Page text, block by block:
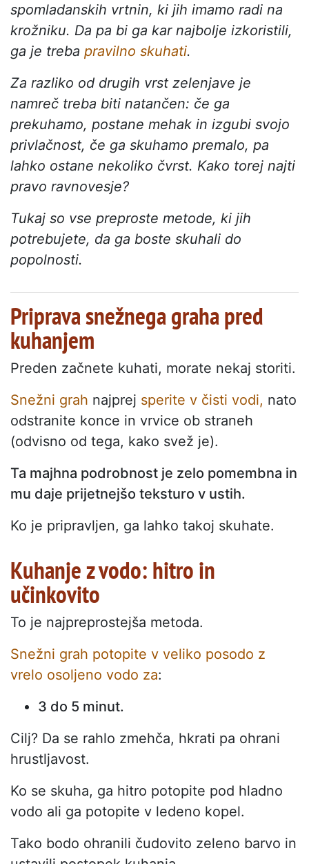
spomladanskih vrtnin, ki jih imamo radi na
krožniku. Da pa bi ga kar najbolje izkoristili,
ga je treba pravilno skuhati.
Za razliko od drugih vrst zelenjave je
namreč treba biti natančen: če ga
prekuhamo, postane mehak in izgubi svojo
privlačnost, če ga skuhamo premalo, pa
lahko ostane nekoliko čvrst. Kako torej najti
pravo ravnovesje?
Tukaj so vse preproste metode, ki jih
potrebujete, da ga boste skuhali do
popolnosti.
Priprava snežnega graha pred
kuhanjem
Preden začnete kuhati, morate nekaj storiti.
Snežni grah najprej sperite v čisti vodi, nato
odstranite konce in vrvice ob straneh
(odvisno od tega, kako svež je).
Ta majhna podrobnost je zelo pomembna in
mu daje prijetnejšo teksturo v ustih.
Ko je pripravljen, ga lahko takoj skuhate.
Kuhanje z vodo: hitro in
učinkovito
To je najpreprostejša metoda.
Snežni grah potopite v veliko posodo z
vrelo osoljeno vodo za:
3 do 5 minut.
Cilj? Da se rahlo zmehča, hkrati pa ohrani
hrustljavost.
Ko se skuha, ga hitro potopite pod hladno
vodo ali ga potopite v ledeno kopel.
Tako bodo ohranili čudovito zeleno barvo in